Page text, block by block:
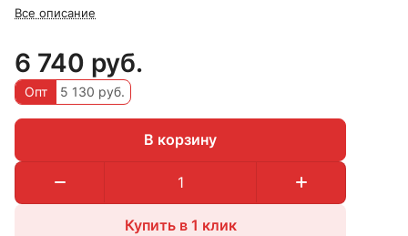
Все описание
6 740 руб.
Опт 5 130 руб.
В корзину
Купить в 1 клик